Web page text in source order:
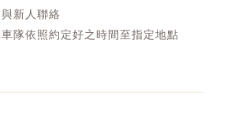
新人聯絡
隊依照約定好之時間至指定地點